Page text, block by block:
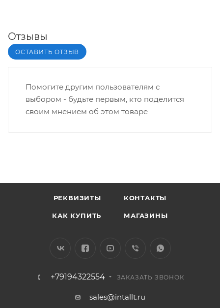
Отзывы
ОСТАВИТЬ ОТЗЫВ
Помогите другим пользователям с
выбором - будьте первым, кто поделится
своим мнением об этом товаре
РЕКВИЗИТЫ КОНТАКТЫ
КАК КУПИТЬ МАГАЗИНЫ
+79194322554 ЗАКАЗАТЬ ЗВОНОК
sales@intallt.ru